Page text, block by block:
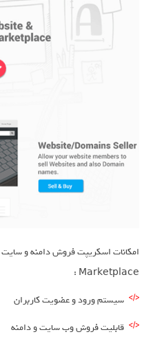
Marketplace :
سیستم ورود و عضویت کاربران
قابلیت فروش وب سایت و دامنه